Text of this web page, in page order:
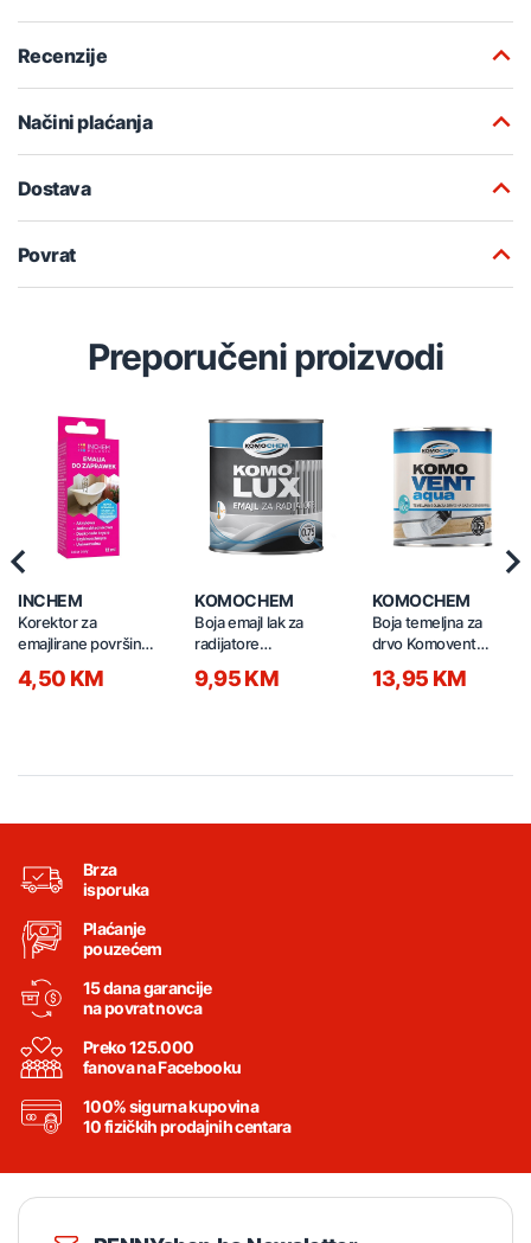
Recenzije
Načini plaćanja
Dostava
Povrat
Preporučeni proizvodi
INCHEM
Korektor za
emajlirane površine
4,50 KM
KOMOCHEM
Boja emajl lak za
radijatore
7290
9,95 KM
KOMOCHEM
Boja temeljna za
drvo Komovent
13,95 KM
Brza
isporuka
Plaćanje
pouzećem
15 dana garancije
na povrat novca
Preko 125.000
fanova na Facebooku
100% sigurna kupovina
10 fizičkih prodajnih centara